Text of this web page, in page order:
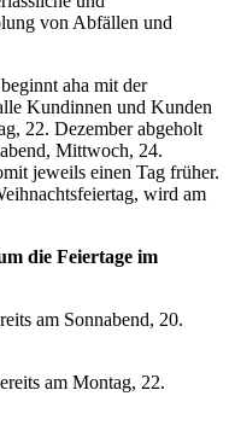
von Abfällen und
aha mit der
Kundinnen und Kunden
22. Dezember abgeholt
Mittwoch, 24.
jeweils einen Tag früher.
wird am
die Feiertage im
am Sonnabend, 20.
am Montag, 22.